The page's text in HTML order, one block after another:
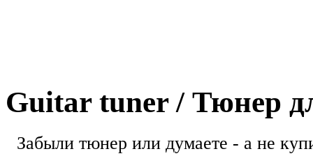
Guitar tuner / Тюнер
Забыли тюнер или думаете - а не